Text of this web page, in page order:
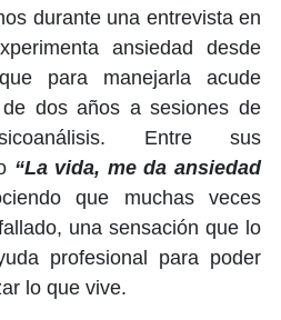
durante una entrevista en
ansiedad desde
para manejarla acude
dos años a sesiones de
Entre sus
“La vida, me da ansiedad
que muchas veces
una sensación que lo
profesional para poder
lo que vive.